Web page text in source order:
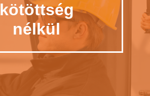
kötöttség
nélkül